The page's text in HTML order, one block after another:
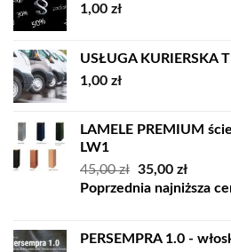
1,00 zł
USŁUGA KURIERSKA
1,00 zł
LAMELE PREMIUM
LW1
45,00zł Pierwotna
cena
35,00 zł
cena
Poprzednia najniższa
PERSEMPRA 1.0 -